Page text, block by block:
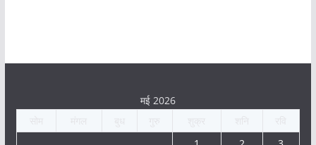
मई 2026